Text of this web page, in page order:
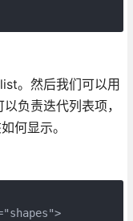
。然后我们可以用
负责迭代列表项，
何显示。